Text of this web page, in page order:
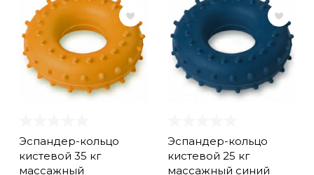
Эспандер-кольцо
кистевой 35 кг
массажный
Эспандер-кольцо
кистевой 25 кг
массажный синий